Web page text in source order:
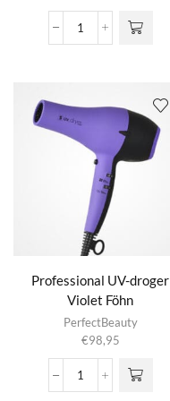
Loop
Professional UV-droger
Violet Föhn
PerfectBeauty
€98,95
Professional